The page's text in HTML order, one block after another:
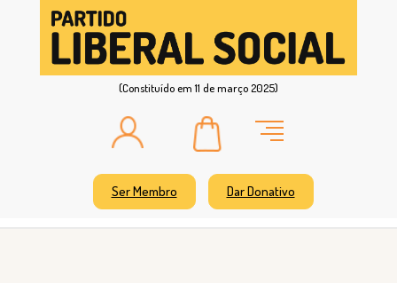
(Constituído em 11 de março 2025)
Ser Membro Dar Donativo